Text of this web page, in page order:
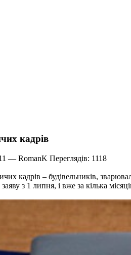
кадрів
— RomanK Переглядів: 1118
кадрів – будівельників,
з 1 липня, і вже за кілька